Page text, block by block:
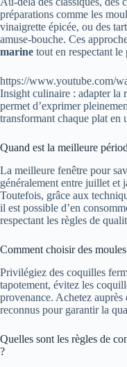
préparations comme les
vinaigrette épicée, ou des
amuse-bouche. Ces
marine tout en respectant le
https://www.youtube.com/
Insight culinaire : adapter la
permet d’exprimer
transformant chaque plat en
Quand est la meilleure
La meilleure fenêtre pour
généralement entre juillet et
Toutefois, grâce aux
il est possible d’en
respectant les règles de
Comment choisir des
Privilégiez des coquilles
tapotement, évitez les
provenance. Achetez
reconnus pour garantir la
Quelles sont les règles de
?